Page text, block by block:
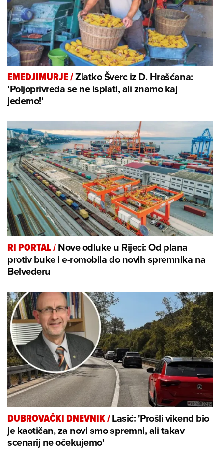
EMEDJIMURJE/Zlatko Šverc iz D. Hrašćana:
'Poljoprivreda se ne isplati, ali znamo kaj
jedemo!'
RI PORTAL/Nove odluke u Rijeci: Od plana
protiv buke i e-romobila do novih spremnika na
Belvederu
DUBROVAČKI DNEVNIK/Lasić: 'Prošli vikend bio
je kaotičan, za novi smo spremni, ali takav
scenarij ne očekujemo'